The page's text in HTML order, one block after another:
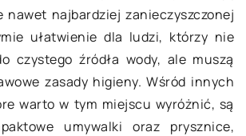
nawet najbardziej zanieczyszczonej
ułatwienie dla ludzi, którzy nie
czystego źródła wody, ale muszą
zasady higieny. Wśród innych
warto w tym miejscu wyróżnić, są
umywalki oraz prysznice,